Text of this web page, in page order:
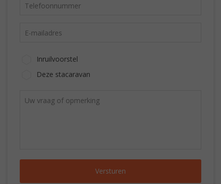
Inruilvoorstel
Deze stacaravan